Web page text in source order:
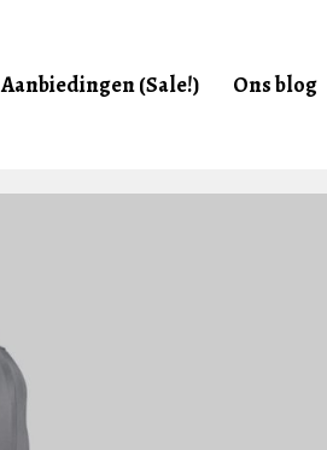
Aanbiedingen (Sale!) Ons blog